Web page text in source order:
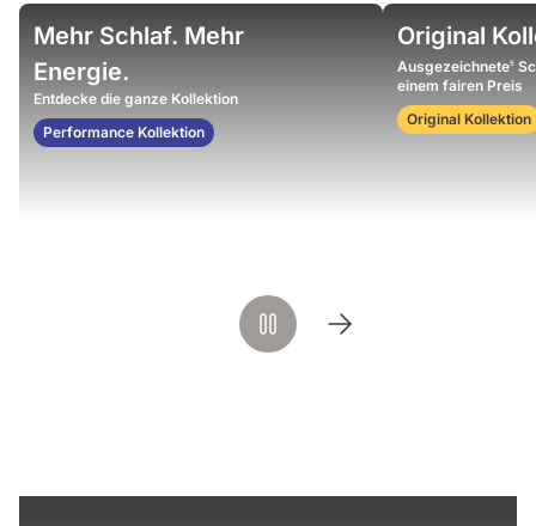
Mehr Schlaf. Mehr
Energie.
Entdecke die ganze Kollektion
Performance Kollektion
Woman
on
bedroom
with
the
Original
Ausgezeichnete5
einem fairen Preis
Original Kollektion
Video
showing
weighted
balls
resting
on